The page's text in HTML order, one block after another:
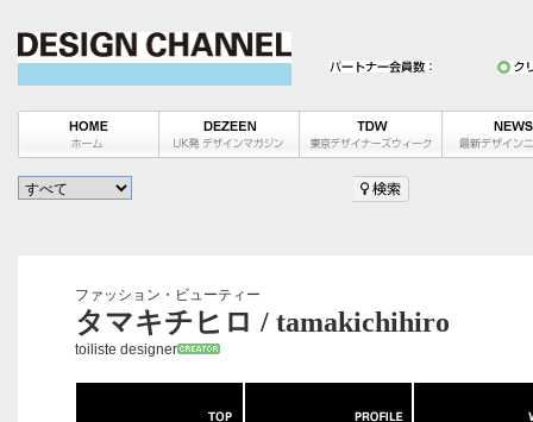
ファッション・ビューティー
タマキチヒロ / tamakichihiro
toiliste designer